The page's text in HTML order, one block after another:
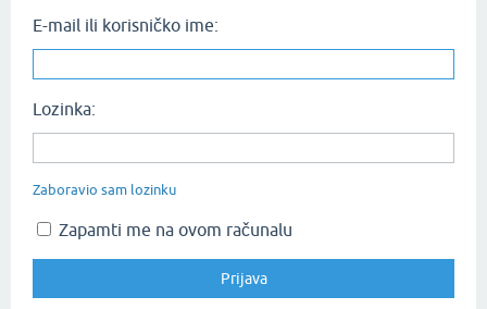
E-mail ili korisničko ime:
Lozinka:
Zaboravio sam lozinku
Zapamti me na ovom računalu